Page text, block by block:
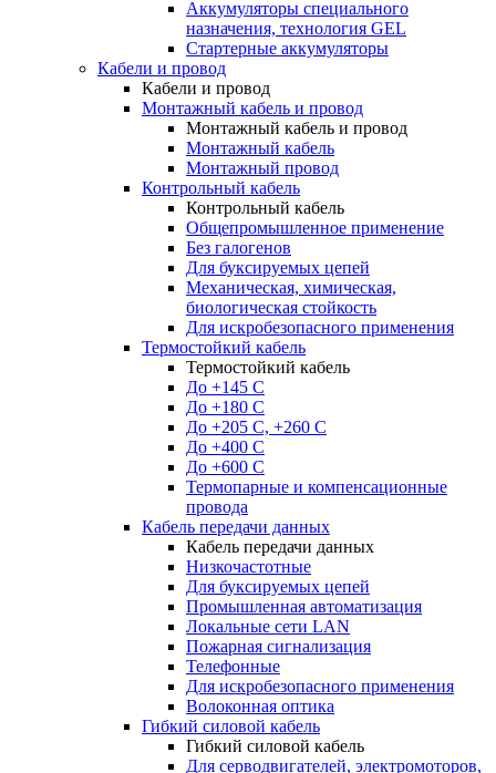
Аккумуляторы специального
назначения, технология GEL
Стартерные аккумуляторы
Кабели и провод
Кабели и провод
Монтажный кабель и провод
Монтажный кабель и провод
Монтажный кабель
Монтажный провод
Контрольный кабель
Контрольный кабель
Общепромышленное применение
Без галогенов
Для буксируемых цепей
Механическая, химическая,
биологическая стойкость
Для искробезопасного применения
Термостойкий кабель
Термостойкий кабель
До +145 С
До +180 C
До +205 С, +260 С
До +400 C
До +600 С
Термопарные и компенсационные
провода
Кабель передачи данных
Кабель передачи данных
Низкочастотные
Для буксируемых цепей
Промышленная автоматизация
Локальные сети LAN
Пожарная сигнализация
Телефонные
Для искробезопасного применения
Волоконная оптика
Гибкий силовой кабель
Гибкий силовой кабель
Для серводвигателей, электромоторов,